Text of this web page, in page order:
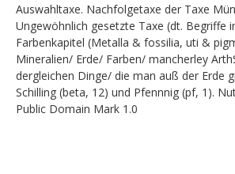
Auswahltaxe. Nachfolgetaxe der Taxe
Ungewöhnlich gesetzte Taxe (dt. Begriffe
Farbenkapitel (Metalla & fossilia, uti &
Mineralien/ Erde/ Farben/ mancherley
dergleichen Dinge/ die man auß der Erde
Schilling (beta, 12) und Pfennnig (pf, 1).
Public Domain Mark 1.0